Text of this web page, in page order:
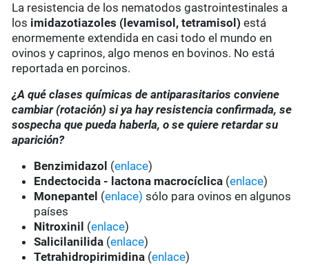
La resistencia de los nematodos gastrointestinales a
los imidazotiazoles (levamisol, tetramisol) está
enormemente extendida en casi todo el mundo en
ovinos y caprinos, algo menos en bovinos. No está
reportada en porcinos.
¿A qué clases químicas de antiparasitarios conviene
cambiar (rotación) si ya hay resistencia confirmada, se
sospecha que pueda haberla, o se quiere retardar su
aparición?
Benzimidazol (enlace)
Endectocida - lactona macrocíclica (enlace)
Monepantel (enlace) sólo para ovinos en algunos
países
Nitroxinil (enlace)
Salicilanilida (enlace)
Tetrahidropirimidina (enlace)